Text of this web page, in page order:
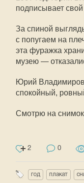
подписывает
За спиной
с попугаем на
эта фуражка
музею —
Юрий
спокойный,
Смотрю на
2 0
год плакат